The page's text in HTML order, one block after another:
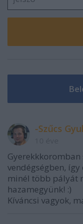
-Szűcs
vendégségben,
minél több pályát
hazamegyünk! :)
Kíváncsi vagyok,